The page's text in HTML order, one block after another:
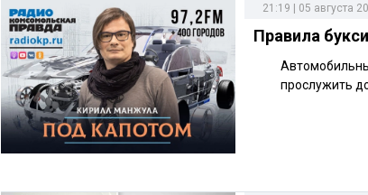
21:19 | 05 августа
Правила
прослужить